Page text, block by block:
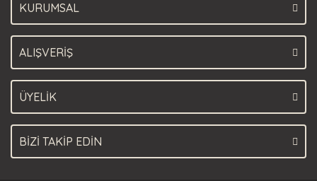
KURUMSAL
ALIŞVERİŞ
ÜYELİK
BİZİ TAKİP EDİN